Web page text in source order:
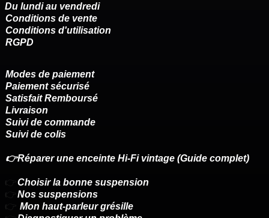
Du lundi au vendredi
Conditions de vente
Conditions d'utilisation
RGPD
Modes de paiement
Paiement sécurisé
Satisfait Remboursé
Livraison
Suivi de commande
Suivi de colis
👉Réparer une enceinte Hi-Fi vintage (Guide complet)
👉 Choisir la bonne suspension
👉 Nos suspensions
👉 Mon haut-parleur grésille